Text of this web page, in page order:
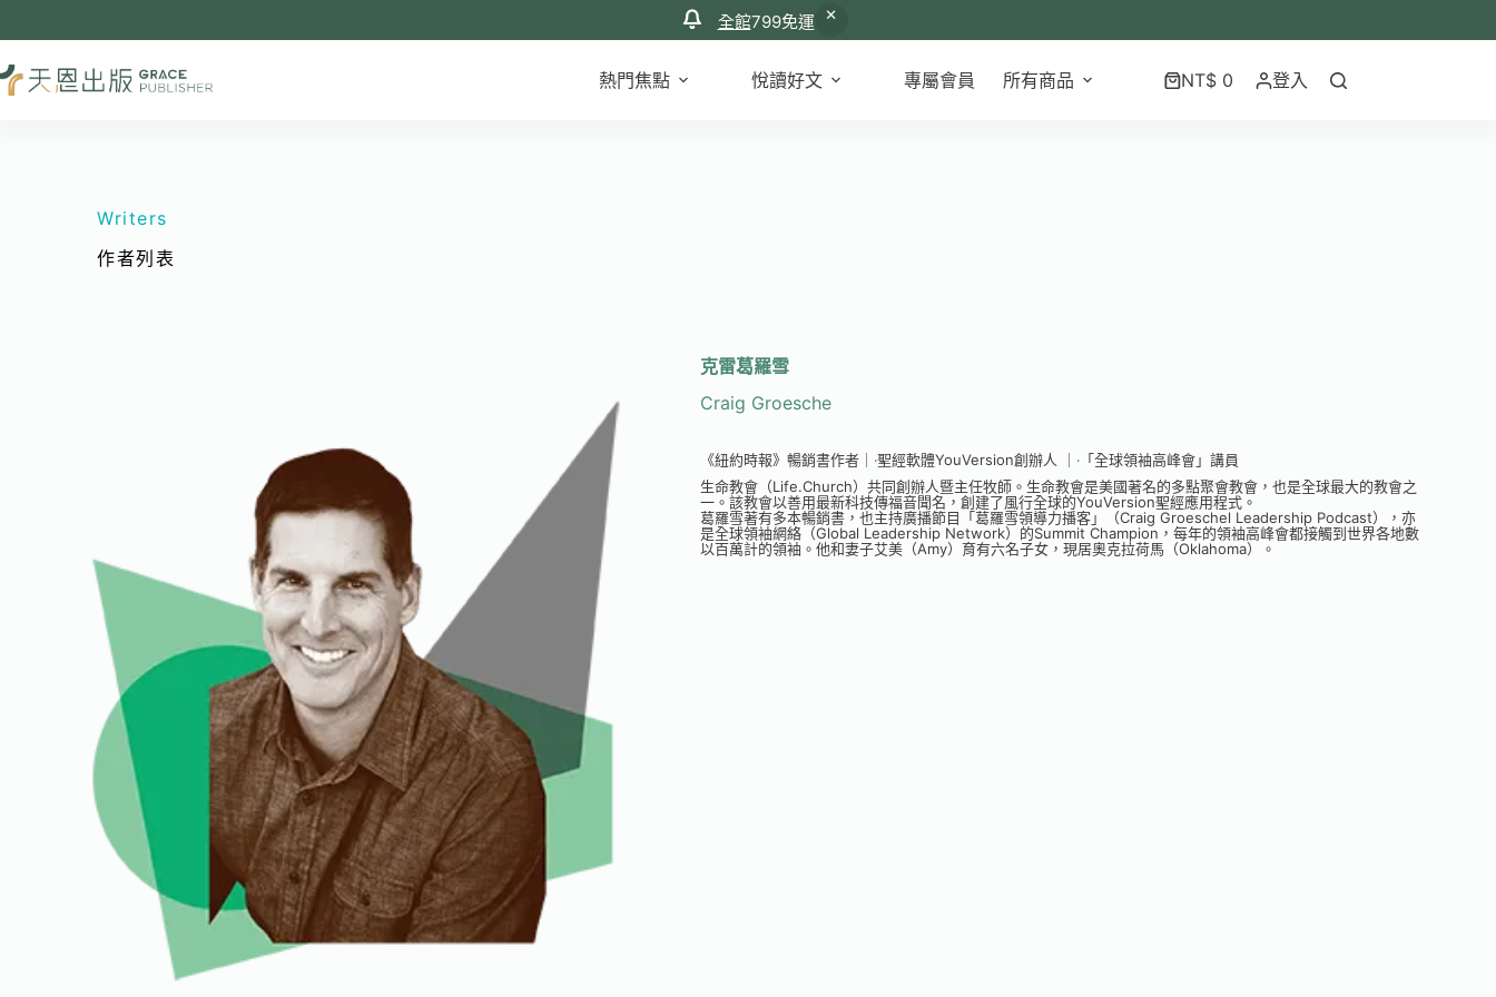
全館799免運
熱門焦點 悅讀好文 專屬會員 所有商品 NT$0 登入
Writers
作者列表
克雷葛羅雪
Craig Groesche
《紐約時報》暢銷書作者｜‧聖經軟體YouVersion創辦人 ｜‧「全球領袖高峰會」講員
生命教會（Life.Church）共同創辦人暨主任牧師。生命教會是美國著名的多點聚會教會，也是全球最大的教會之
一。該教會以善用最新科技傳福音聞名，創建了風行全球的YouVersion聖經應用程式。
葛羅雪著有多本暢銷書，也主持廣播節目「葛羅雪領導力播客」（Craig Groeschel Leadership Podcast），亦
是全球領袖網絡（Global Leadership Network）的Summit Champion，每年的領袖高峰會都接觸到世界各地數
以百萬計的領袖。他和妻子艾美（Amy）育有六名子女，現居奧克拉荷馬（Oklahoma）。